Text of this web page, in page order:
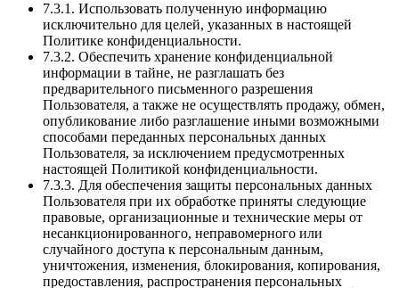
7.3.1. Использовать полученную информацию
исключительно для целей, указанных в настоящей
Политике конфиденциальности.
7.3.2. Обеспечить хранение конфиденциальной
информации в тайне, не разглашать без
предварительного письменного разрешения
Пользователя, а также не осуществлять продажу, обмен,
опубликование либо разглашение иными возможными
способами переданных персональных данных
Пользователя, за исключением предусмотренных
настоящей Политикой конфиденциальности.
7.3.3. Для обеспечения защиты персональных данных
Пользователя при их обработке приняты следующие
правовые, организационные и технические меры от
несанкционированного, неправомерного или
случайного доступа к персональным данным,
уничтожения, изменения, блокирования, копирования,
предоставления, распространения персональных